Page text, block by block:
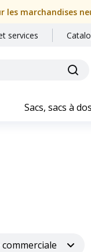
marchandises
services
Sacs, sacs à